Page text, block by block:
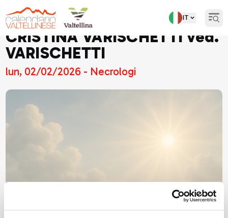
IT
CRISTINA VARISCHETTI ved.
VARISCHETTI
lun, 02/02/2026 - Necrologi